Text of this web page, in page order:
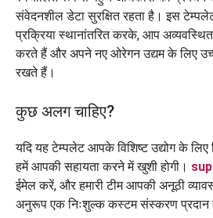
संवेदनशील डेटा सुरक्षित रहता है। इस
प्रक्रिया स्थानांतरित करके, आप
करते हैं और अपने नए ओरेगन उद्यम के लिए
रखते हैं।
कुछ अलग चाहिए?
यदि यह टेम्पलेट आपके विशिष्ट उद्योग के
हमें आपकी सहायता करने में खुशी होगी।
ईमेल करें, और हमारी टीम आपकी अनूठी
अनुरूप एक निःशुल्क कस्टम संस्करण प्रदान